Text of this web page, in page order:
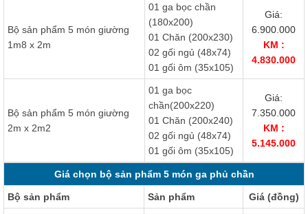
Bộ sản phẩm 5 món giường
1m8 x 2m
01 ga bọc chần
(180x200)
01 Chăn (200x230)
02 gối ngủ (48x74)
01 gối ôm (35x105)
Giá:
6.900.000
KM :
4.830.000
Bộ sản phẩm 5 món giường
2m x 2m2
01 ga bọc
chần(200x220)
01 Chăn (200x240)
02 gối ngủ (48x74)
01 gối ôm (35x105)
Giá:
7.350.000
KM :
5.145.000
Giá chọn bộ sản phẩm 5 món ga phủ chần
Bộ sản phẩm Sản phẩm Giá (đồng)